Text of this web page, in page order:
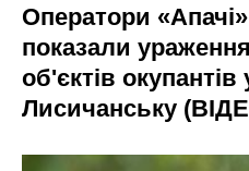
Оператори «Апачі»
показали ураження
об'єктів окупантів
Лисичанську